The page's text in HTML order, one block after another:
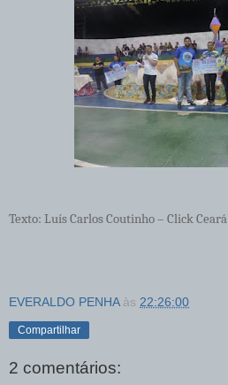
Texto: Luís Carlos Coutinho – Click Ceará
EVERALDO PENHA às 22:26:00
Compartilhar
2 comentários: